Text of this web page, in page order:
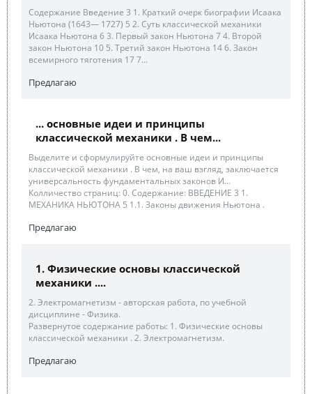
Содержание Введение 3 1. Краткий очерк биографии Исаака
Ньютона (1643— 1727) 5 2. Суть классической механики
Исаака Ньютона 6 3. Первый закон Ньютона 7 4. Второй
закон Ньютона 10 5. Третий закон Ньютона 14 6. Закон
всемирного тяготения 17 7...
Предлагаю
... основные идеи и принципы
классической механики . В чем...
Выделите и сформулируйте основные идеи и принципы
классической механики . В чем, на ваш взгляд, заключается
универсальность фундаментальных законов И...
Колличество страниц: 0. Содержание: ВВЕДЕНИЕ 3 1.
МЕХАНИКА НЬЮТОНА 5 1.1. Законы движения Ньютона .
Предлагаю
1. Физические основы классической
механики ....
2. Электромагнетизм - авторская работа, по учебной
дисциплине - Физика.
Развернутое содержание работы: 1. Физические основы
классической механики . 2. Электромагнетизм.
Предлагаю